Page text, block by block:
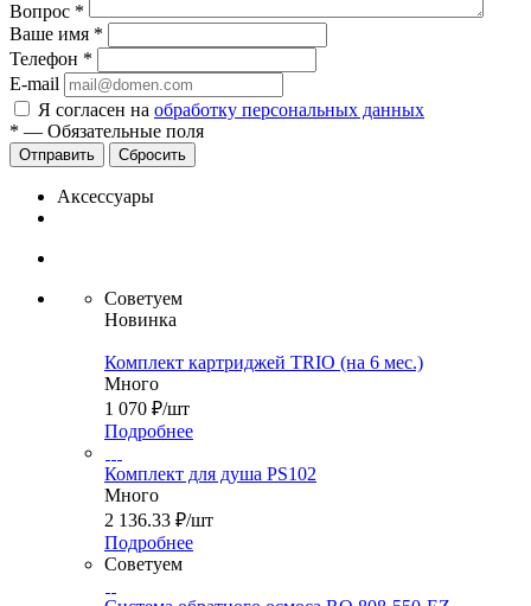
Вопрос *
Ваше имя *
Телефон *
E-mail
Я согласен на обработку персональных данных
* — Обязательные поля
Отправить Сбросить
Аксессуары
Советуем
Новинка
Комплект картриджей TRIO (на 6 мес.)
Много
1 070 ₽/шт
Подробнее
Комплект для душа PS102
Много
2 136.33 ₽/шт
Подробнее
Советуем